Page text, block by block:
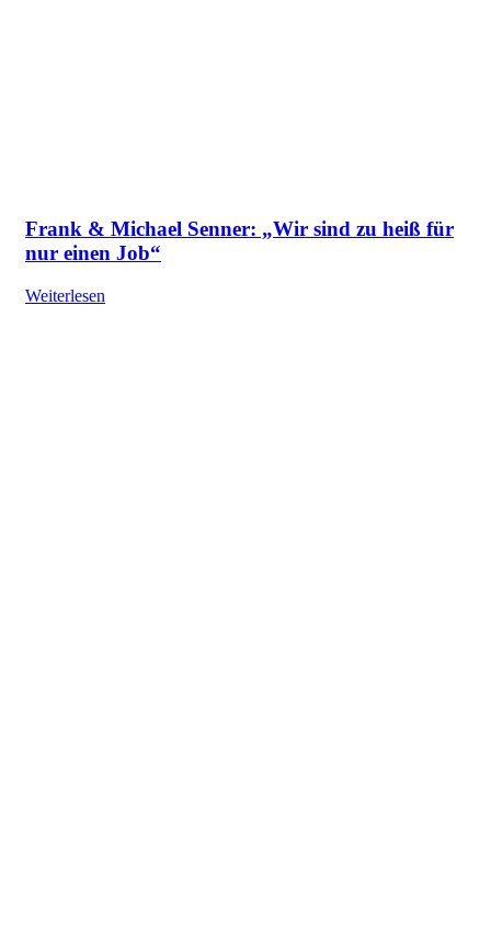
Frank & Michael Senner: „Wir sind zu heiß für
nur einen Job“
Weiterlesen